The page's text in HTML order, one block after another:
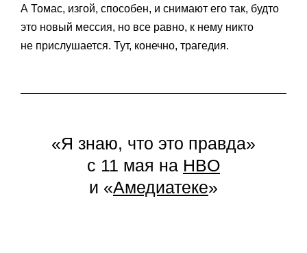
А Томас, изгой, способен, и снимают его так, будто
это новый мессия, но все равно, к нему никто
не прислушается. Тут, конечно, трагедия.
«Я знаю, что это правда»
с 11 мая на HBO
и «Амедиатеке»